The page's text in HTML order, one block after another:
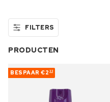
FILTERS
PRODUCTEN
BESPAAR €2 33